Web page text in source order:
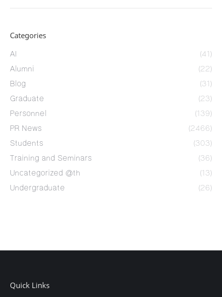
Categories
AI
(41)
Alumni
(22)
Blog
(31)
Graduate
(23)
Personnel
(139)
PR News
(2466)
Students
(303)
Training and Seminars
(36)
Uncategorized @th
(13)
Undergraduate
(26)
Quick Links